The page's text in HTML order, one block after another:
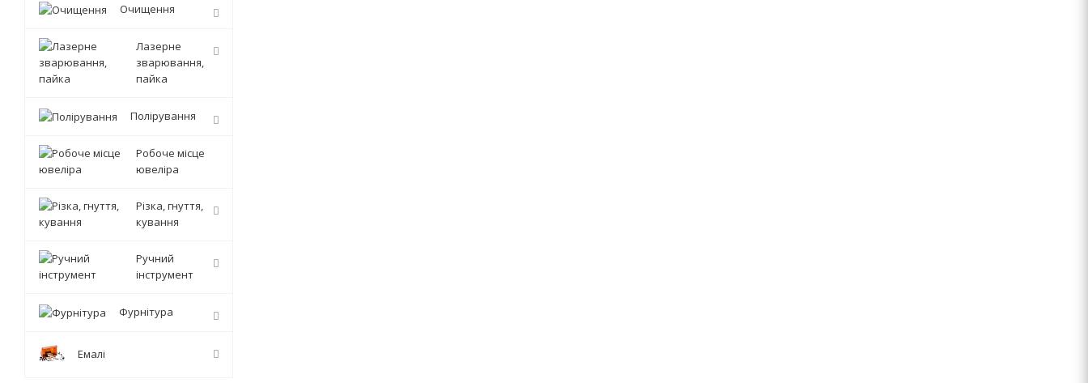
Очищення
Лазерне
зварювання,
пайка
Полірування
Робоче місце
ювеліра
Різка, гнуття,
кування
Ручний
інструмент
Фурнітура
Емалі